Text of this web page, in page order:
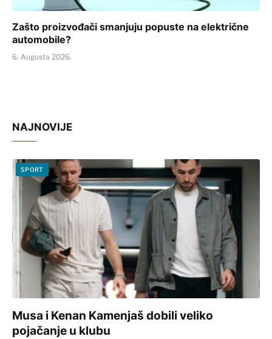
Zašto proizvođači smanjuju popuste na električne
automobile?
6. Augusta 2026.
NAJNOVIJE
SPORT
Musa i Kenan Kamenjaš dobili veliko
pojačanje u klubu